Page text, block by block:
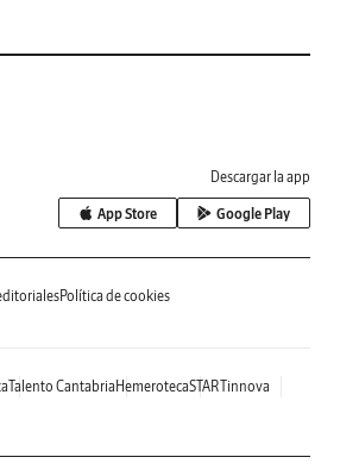
Descargar la app
App Store Google Play
Política de cookies
Talento Cantabria HemerotecaSTARTinnova